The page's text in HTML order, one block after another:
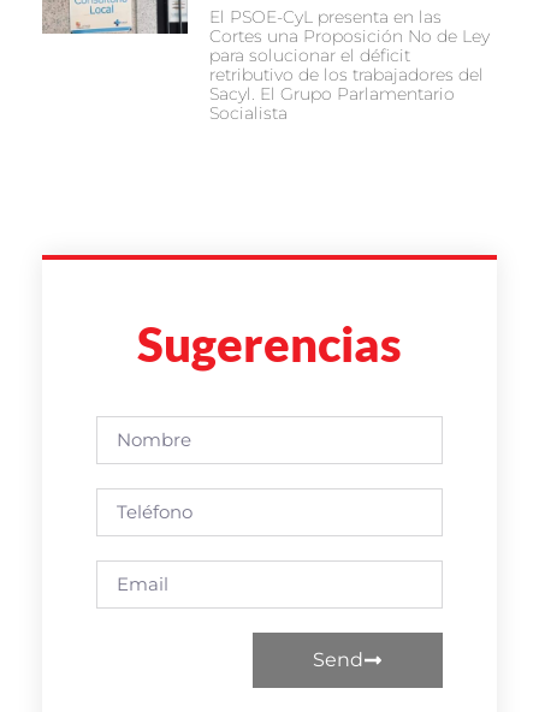
El PSOE-CyL presenta en las
Cortes una Proposición No de Ley
para solucionar el déficit
retributivo de los trabajadores del
Sacyl. El Grupo Parlamentario
Socialista
Sugerencias
Send